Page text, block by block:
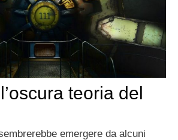
teoria del
emergere da alcuni